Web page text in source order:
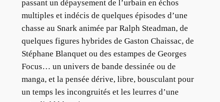
passant un dépaysement de l’urbain en échos
multiples et indécis de quelques épisodes d’une
chasse au Snark animée par Ralph Steadman, de
quelques figures hybrides de Gaston Chaissac, de
Stéphane Blanquet ou des estampes de Georges
Focus… un univers de bande dessinée ou de
manga, et la pensée dérive, libre, bousculant pour
un temps les incongruités et les leurres d’une